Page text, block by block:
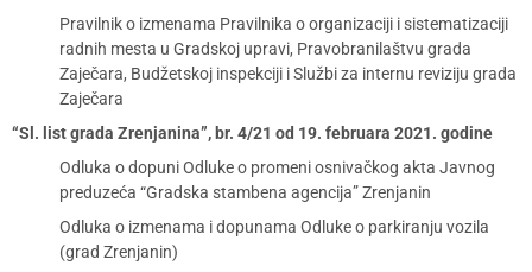
Pravilnik o izmenama Pravilnika o organizaciji i sistematizaciji
radnih mesta u Gradskoj upravi, Pravobranilaštvu grada
Zaječara, Budžetskoj inspekciji i Službi za internu reviziju grada
Zaječara
“Sl. list grada Zrenjanina”, br. 4/21 od 19. februara 2021. godine
Odluka o dopuni Odluke o promeni osnivačkog akta Javnog
preduzeća “Gradska stambena agencija” Zrenjanin
Odluka o izmenama i dopunama Odluke o parkiranju vozila
(grad Zrenjanin)